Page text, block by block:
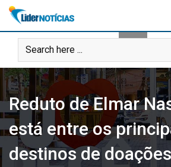
Skip
content
Reduto de Elmar
está entre os
destinos de